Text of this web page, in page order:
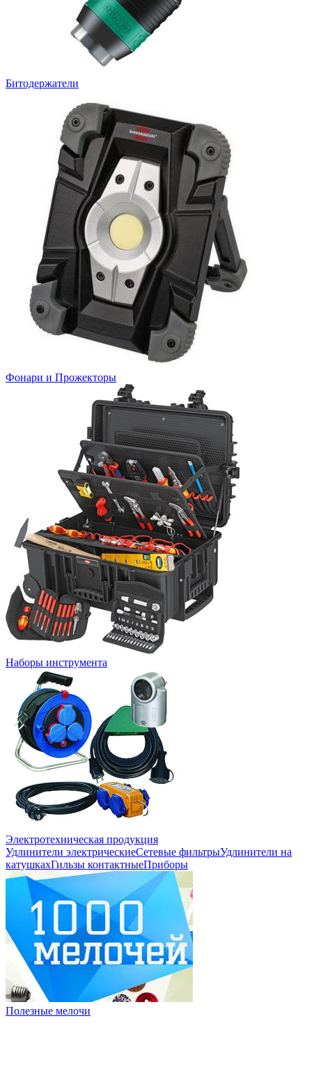
Битодержатели
Фонари и Прожекторы
Наборы инструмента
Электротехническая продукция
Удлинители электрическиеСетевые фильтрыУдлинители на
катушкахГильзы контактныеПриборы
Полезные мелочи